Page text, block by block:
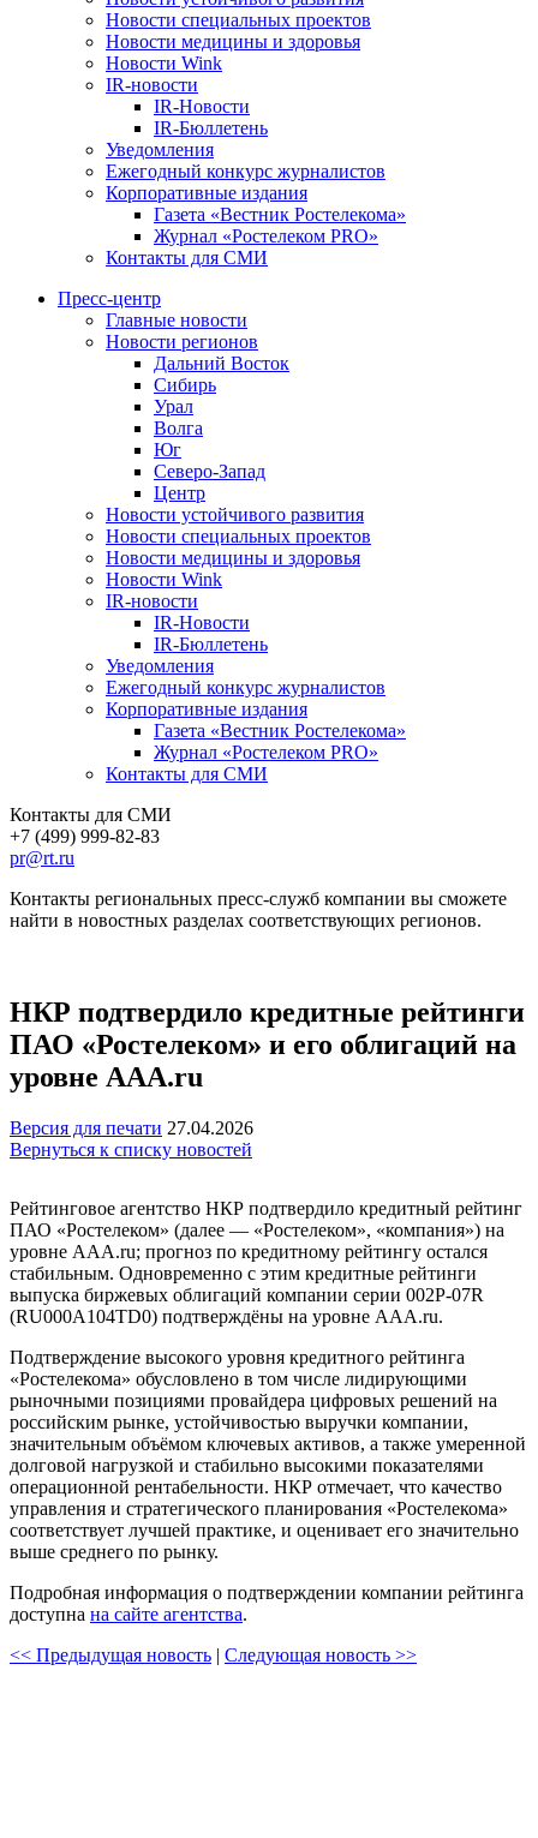
Новости специальных проектов
Новости медицины и здоровья
Новости Wink
IR-новости
IR-Новости
IR-Бюллетень
Уведомления
Ежегодный конкурс журналистов
Корпоративные издания
Газета «Вестник Ростелекома»
Журнал «Ростелеком PRO»
Контакты для СМИ
Пресс-центр
Главные новости
Новости регионов
Дальний Восток
Сибирь
Урал
Волга
Юг
Северо-Запад
Центр
Новости устойчивого развития
Новости специальных проектов
Новости медицины и здоровья
Новости Wink
IR-новости
IR-Новости
IR-Бюллетень
Уведомления
Ежегодный конкурс журналистов
Корпоративные издания
Газета «Вестник Ростелекома»
Журнал «Ростелеком PRO»
Контакты для СМИ
Контакты для СМИ
+7 (499) 999-82-83
pr@rt.ru
Контакты региональных пресс-служб компании вы сможете
найти в новостных разделах соответствующих регионов.
НКР подтвердило кредитные рейтинги
ПАО «Ростелеком» и его облигаций на
уровне AAA.ru
Версия для печати 27.04.2026
Вернуться к списку новостей
Рейтинговое агентство НКР подтвердило кредитный рейтинг
ПАО «Ростелеком» (далее — «Ростелеком», «компания») на
уровне AAA.ru; прогноз по кредитному рейтингу остался
стабильным. Одновременно с этим кредитные рейтинги
выпуска биржевых облигаций компании серии 002P-07R
(RU000A104TD0) подтверждёны на уровне AAA.ru.
Подтверждение высокого уровня кредитного рейтинга
«Ростелекома» обусловлено в том числе лидирующими
рыночными позициями провайдера цифровых решений на
российским рынке, устойчивостью выручки компании,
значительным объёмом ключевых активов, а также умеренной
долговой нагрузкой и стабильно высокими показателями
операционной рентабельности. НКР отмечает, что качество
управления и стратегического планирования «Ростелекома»
соответствует лучшей практике, и оценивает его значительно
выше среднего по рынку.
Подробная информация о подтверждении компании рейтинга
доступна на сайте агентства.
<< Предыдущая новость | Следующая новость >>